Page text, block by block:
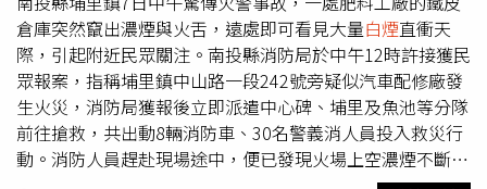
倉庫突然竄出濃煙與火舌，遠處即可看見大量白煙直衝天
際，引起附近民眾關注。南投縣消防局於中午12時許接獲民
眾報案，指稱埔里鎮中山路一段242號旁疑似汽車配修廠發
生火災，消防局獲報後立即派遣中心碑、埔里及魚池等分隊
前往搶救，共出動8輛消防車、30名警義消人員投入救災行
動。消防人員趕赴現場途中，便已發現火場上空濃煙不斷竄